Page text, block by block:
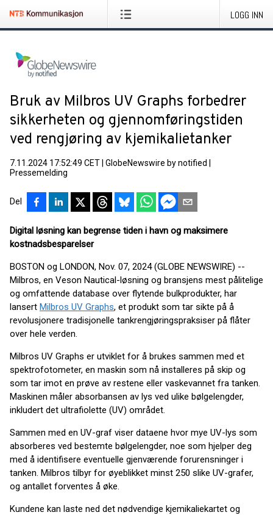
LOGG INN
Bruk av Milbros UV Graphs forbedrer
sikkerheten og gjennomføringstiden
ved rengjøring av kjemikalietanker
7.11.2024 17:52:49 CET GlobeNewswire by notified
Pressemelding
Del
Digital løsning kan begrense tiden i havn og maksimere
kostnadsbesparelser
BOSTON og LONDON, Nov. 07, 2024 (GLOBE NEWSWIRE) --
Milbros, en Veson Nautical-løsning og bransjens mest pålitelige
og omfattende database over flytende bulkprodukter, har
lansert Milbros UV Graphs, et produkt som tar sikte på å
revolusjonere tradisjonelle tankrengjøringspraksiser på flåter
over hele verden.
Milbros UV Graphs er utviklet for å brukes sammen med et
spektrofotometer, en maskin som nå installeres på skip og
som tar imot en prøve av restene eller vaskevannet fra tanken.
Maskinen måler absorbansen av lys ved ulike bølgelengder,
inkludert det ultrafiolette (UV) området.
Sammen med en UV-graf viser dataene hvor mye UV-lys som
absorberes ved bestemte bølgelengder, noe som hjelper deg
med å identifisere eventuelle gjenværende forurensninger i
tanken. Milbros tilbyr for øyeblikket minst 250 slike UV-grafer,
og antallet forventes å øke.
Kundene kan laste ned det nødvendige kjemikaliekartet og